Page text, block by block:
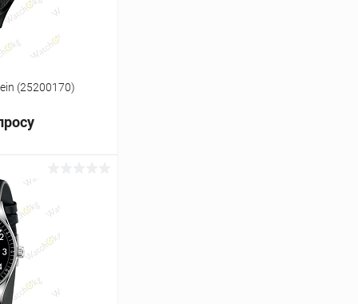
(25200170)
цену
Сравнение
Под заказ